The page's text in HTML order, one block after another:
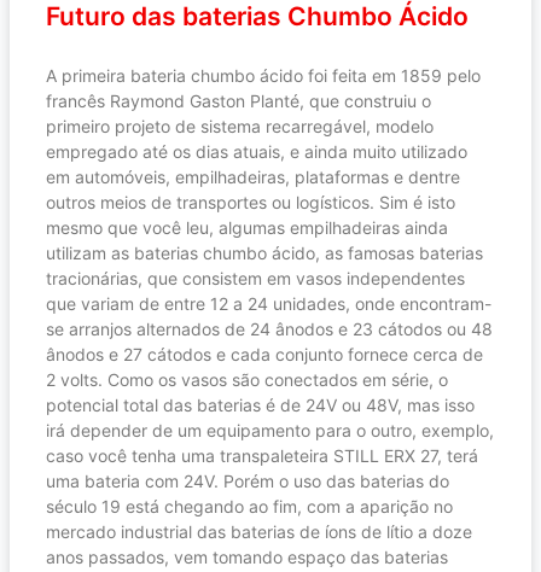
Futuro das baterias Chumbo Ácido
A primeira bateria chumbo ácido foi feita em 1859 pelo
francês Raymond Gaston Planté, que construiu o
primeiro projeto de sistema recarregável, modelo
empregado até os dias atuais, e ainda muito utilizado
em automóveis, empilhadeiras, plataformas e dentre
outros meios de transportes ou logísticos. Sim é isto
mesmo que você leu, algumas empilhadeiras ainda
utilizam as baterias chumbo ácido, as famosas baterias
tracionárias, que consistem em vasos independentes
que variam de entre 12 a 24 unidades, onde encontram-
se arranjos alternados de 24 ânodos e 23 cátodos ou 48
ânodos e 27 cátodos e cada conjunto fornece cerca de
2 volts. Como os vasos são conectados em série, o
potencial total das baterias é de 24V ou 48V, mas isso
irá depender de um equipamento para o outro, exemplo,
caso você tenha uma transpaleteira STILL ERX 27, terá
uma bateria com 24V. Porém o uso das baterias do
século 19 está chegando ao fim, com a aparição no
mercado industrial das baterias de íons de lítio a doze
anos passados, vem tomando espaço das baterias